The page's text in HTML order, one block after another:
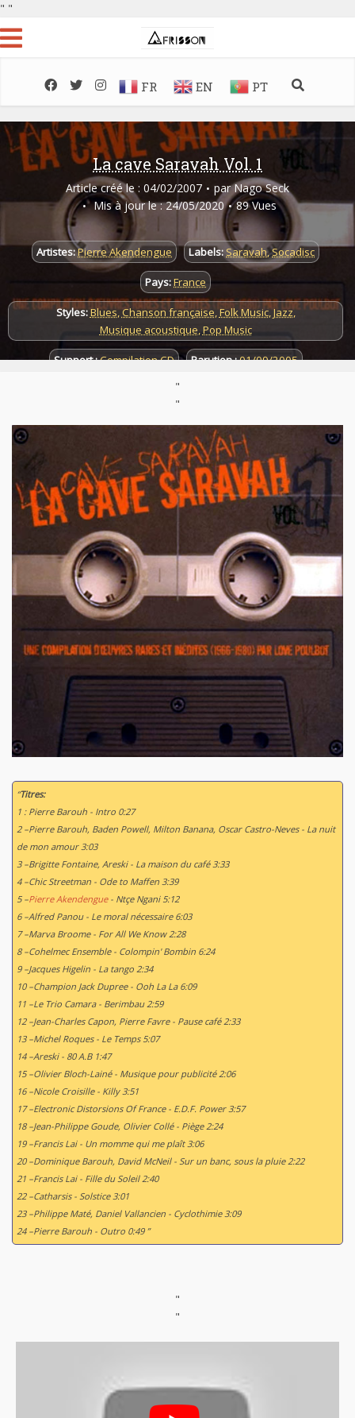
" "
FR EN PT
La cave Saravah Vol. 1
Article créé le : 04/02/2007 par Nago Seck
Mis à jour le : 24/05/2020
89 Vues
Artistes:Pierre Akendengue Labels: Saravah,Socadisc
Pays:France
Styles:Blues,Chanson française,Folk Music,Jazz,
Musique acoustique,Pop Music
Support :Compilation CD Parution :01/09/2005
"
"
“Titres:
1 : Pierre Barouh - Intro 0:27
2 –Pierre Barouh, Baden Powell, Milton Banana, Oscar Castro-Neves - La nuit
de mon amour 3:03
3 –Brigitte Fontaine, Areski - La maison du café 3:33
4 –Chic Streetman - Ode to Maffen 3:39
5 –Pierre Akendengue- Ntçe Ngani 5:12
6 –Alfred Panou - Le moral nécessaire 6:03
7 –Marva Broome - For All We Know 2:28
8 –Cohelmec Ensemble - Colompin' Bombin 6:24
9 –Jacques Higelin - La tango 2:34
10 –Champion Jack Dupree - Ooh La La 6:09
11 –Le Trio Camara - Berimbau 2:59
12 –Jean-Charles Capon, Pierre Favre - Pause café 2:33
13 –Michel Roques - Le Temps 5:07
14 –Areski - 80 A.B 1:47
15 –Olivier Bloch-Lainé - Musique pour publicité 2:06
16 –Nicole Croisille - Killy 3:51
17 –Electronic Distorsions Of France - E.D.F. Power 3:57
18 –Jean-Philippe Goude, Olivier Collé - Piège 2:24
19 –Francis Lai - Un momme qui me plaît 3:06
20 –Dominique Barouh, David McNeil - Sur un banc, sous la pluie 2:22
21 –Francis Lai - Fille du Soleil 2:40
22 –Catharsis - Solstice 3:01
23 –Philippe Maté, Daniel Vallancien - Cyclothimie 3:09
24 –Pierre Barouh - Outro 0:49 ”
"
"